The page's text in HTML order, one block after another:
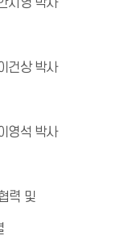
치영 박사
건상 박사
영석 박사
력 및